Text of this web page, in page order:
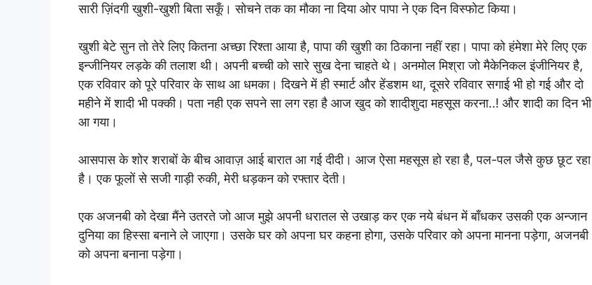
सारी ज़िंदगी खुशी-खुशी बिता सकूँ। सोचने तक का मौका ना दिया ओर पापा ने एक दिन विस्फोट किया।
खुशी बेटे सुन तो तेरे लिए कितना अच्छा रिश्ता आया है, पापा की खुशी का ठिकाना नहीं रहा। पापा को हंमेशा मेरे लिए एक
इन्जीनियर लड़के की तलाश थी। अपनी बच्ची को सारे सुख देना चाहते थे। अनमोल मिश्रा जो मैकेनिकल इंजीनियर है,
एक रविवार को पूरे परिवार के साथ आ धमका। दिखने में ही स्मार्ट और हेंडशम था, दूसरे रविवार सगाई भी हो गई और दो
महीने में शादी भी पक्की। पता नही एक सपने सा लग रहा है आज खुद को शादीशुदा महसूस करना..! और शादी का दिन भी
आ गया।
आसपास के शोर शराबों के बीच आवाज़ आई बारात आ गई दीदी। आज ऐसा महसूस हो रहा है, पल-पल जैसे कुछ छूट रहा
है। एक फूलों से सजी गाड़ी रुकी, मेरी धड़कन को रफ्तार देती।
एक अजनबी को देखा मैंने उतरते जो आज मुझे अपनी धरातल से उखाड़ कर एक नये बंधन में बाँधकर उसकी एक अन्जान
दुनिया का हिस्सा बनाने ले जाएगा। उसके घर को अपना घर कहना होगा, उसके परिवार को अपना मानना पड़ेगा, अजनबी
को अपना बनाना पड़ेगा।